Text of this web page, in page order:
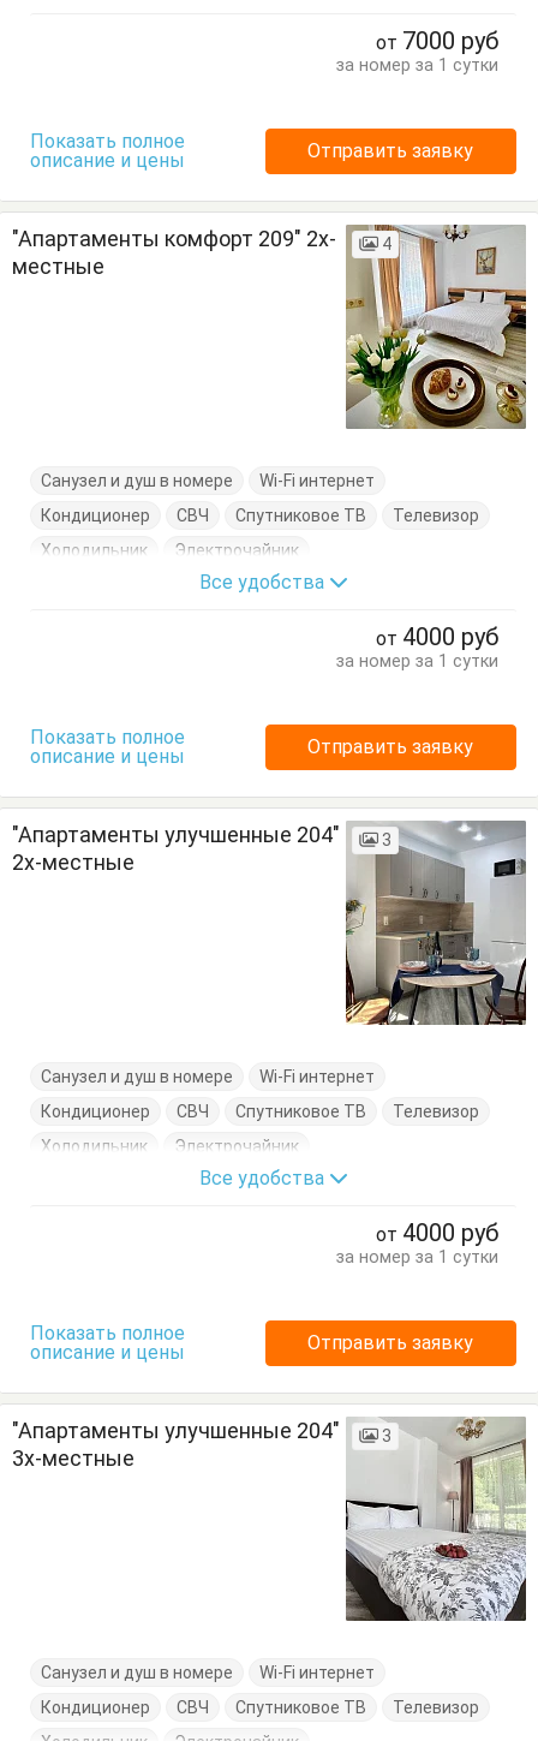
от 7000 руб
за номер за 1 сутки
Показать полное
описание и цены
Отправить заявку
"Апартаменты комфорт 209" 2х-
местные
4
Санузел и душ в номере
Wi-Fi интернет
Кондиционер
СВЧ Спутниковое ТВ
Телевизор
Холодильник
Электрочайник
Кровать двуспальная
Кухонный стол
Все удобства
от 4000 руб
за номер за 1 сутки
Показать полное
описание и цены
Отправить заявку
"Апартаменты улучшенные 204"
2х-местные
3
Санузел и душ в номере
Wi-Fi интернет
Кондиционер
СВЧ Спутниковое ТВ
Телевизор
Холодильник
Электрочайник
Кровать двуспальная
Кухонный стол
Все удобства
от 4000 руб
за номер за 1 сутки
Показать полное
описание и цены
Отправить заявку
"Апартаменты улучшенные 204"
3х-местные
3
Санузел и душ в номере
Wi-Fi интернет
Кондиционер
СВЧ Спутниковое ТВ
Телевизор